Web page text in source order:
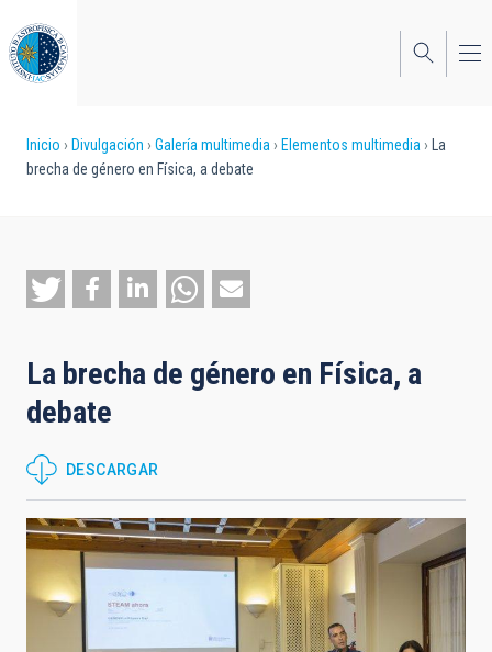
al
contenido
principal
Sobrescribir
enlaces
ayuda
a
navegación
Inicio Divulgación Galería multimedia Elementos multimedia
La
brecha de género en Física, a debate
La brecha de género en Física, a
debate
DESCARGAR